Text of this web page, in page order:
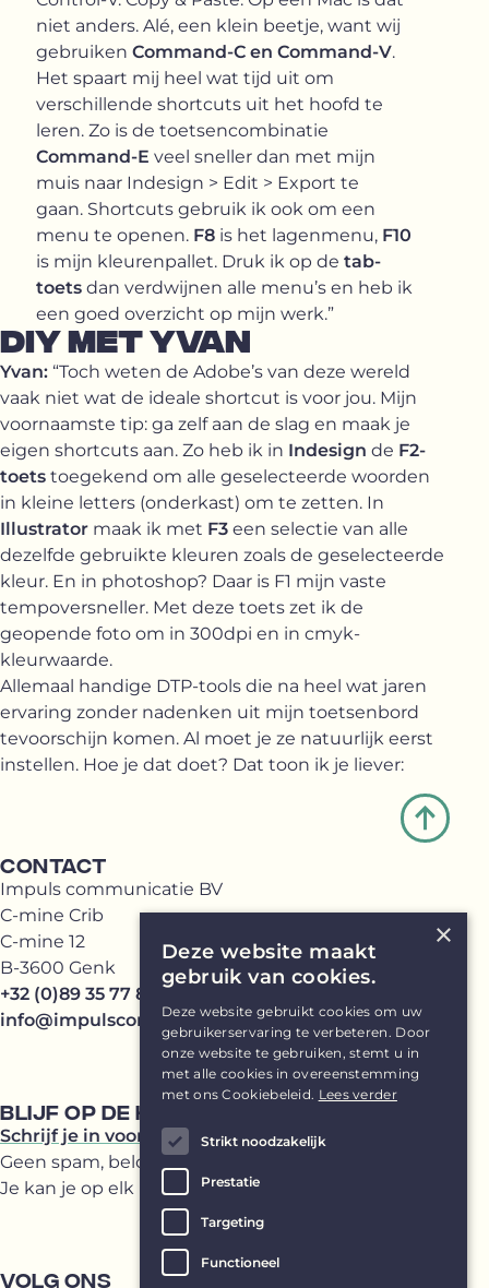
niet anders. Alé, een klein beetje, want wij
gebruiken Command-C en Command-V.
Het spaart mij heel wat tijd uit om
verschillende shortcuts uit het hoofd te
leren. Zo is de toetsencombinatie
Command-E veel sneller dan met mijn
muis naar Indesign > Edit > Export te
gaan. Shortcuts gebruik ik ook om een
menu te openen. F8is het lagenmenu, F10
is mijn kleurenpallet. Druk ik op de tab-
toetsdan verdwijnen alle menu’s en heb ik
een goed overzicht op mijn werk.”
DIY MET YVAN
Yvan: “Toch weten de Adobe’s van deze wereld
vaak niet wat de ideale shortcut is voor jou. Mijn
voornaamste tip: ga zelf aan de slag en maak je
eigen shortcuts aan. Zo heb ik in Indesign de F2-
toets toegekend om alle geselecteerde woorden
in kleine letters (onderkast) om te zetten. In
Illustrator maak ik met F3 een selectie van alle
dezelfde gebruikte kleuren zoals de geselecteerde
kleur. En in photoshop? Daar is F1 mijn vaste
tempoversneller. Met deze toets zet ik de
geopende foto om in 300dpi en in cmyk-
kleurwaarde.
Allemaal handige DTP-tools die na heel wat jaren
ervaring zonder nadenken uit mijn toetsenbord
tevoorschijn komen. Al moet je ze natuurlijk eerst
instellen. Hoe je dat doet? Dat toon ik je liever:
CONTACT
Impuls communicatie BV
C-mine Crib
C-mine 12
B-3600 Genk
+32 (0)89 35 77 81
info@impulscommunicatie.be
BLIJF OP DE HOOGTE
Schrijf je in voor onze Impuls(br)ief
Geen spam, beloofd!
Je kan je op elk moment uitschrijven.
VOLG ONS
×
Deze website maakt
gebruik van cookies.
Deze website gebruikt cookies om uw
gebruikerservaring te verbeteren. Door
onze website te gebruiken, stemt u in
met alle cookies in overeenstemming
met ons Cookiebeleid. Lees verder
Strikt noodzakelijk
Prestatie
Targeting
Functioneel